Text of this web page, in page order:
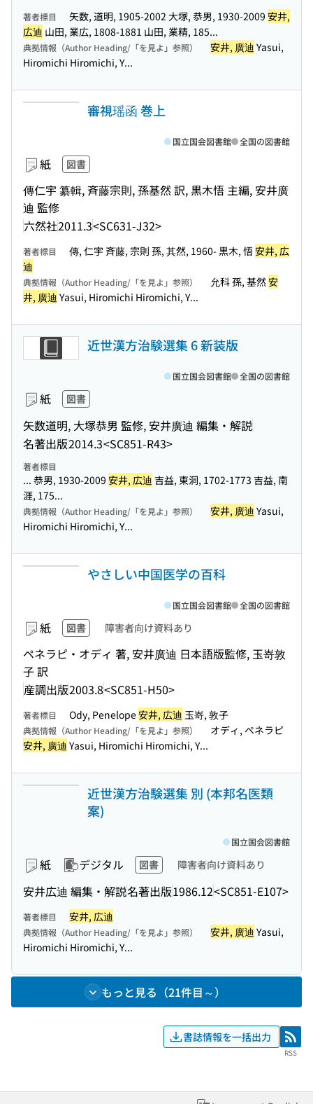
著者標目 矢数, 道明, 1905-2002 大塚, 恭男, 1930-2009 安井,
広迪 山田, 業広, 1808-1881 山田, 業精, 185...
典拠情報（Author Heading/「を見よ」参照） 安井, 廣迪 Yasui,
Hiromichi Hiromichi, Y...
審視瑶函 巻上
紙 図書
傳仁宇 纂輯, 斉藤宗則, 孫基然 訳, 黒木悟 主編, 安井廣
迪 監修
六然社2011.3<SC631-J32>
国立国会図書館 全国の図書館
著者標目 傳, 仁宇 斉藤, 宗則 孫, 其然, 1960- 黒木, 悟安井, 広
迪
典拠情報（Author Heading/「を見よ」参照） 允科 孫, 基然安
井, 廣迪 Yasui, Hiromichi Hiromichi, Y...
近世漢方治験選集 6 新装版
紙 図書
矢数道明, 大塚恭男 監修, 安井廣迪 編集・解説
名著出版2014.3<SC851-R43>
国立国会図書館 全国の図書館
著者標目
... 恭男, 1930-2009 安井, 広迪 吉益, 東洞, 1702-1773 吉益, 南
涯, 175...
典拠情報（Author Heading/「を見よ」参照） 安井, 廣迪 Yasui,
Hiromichi Hiromichi, Y...
やさしい中国医学の百科
紙 図書 障害者向け資料あり
ペネラピ・オディ 著, 安井廣迪 日本語版監修, 玉嵜敦
子 訳
産調出版2003.8<SC851-H50>
国立国会図書館 全国の図書館
著者標目 Ody, Penelope安井, 広迪 玉嵜, 敦子
典拠情報（Author Heading/「を見よ」参照）
オディ, ペネラピ
安井, 廣迪 Yasui, Hiromichi Hiromichi, Y...
近世漢方治験選集 別 (本邦名医類
案)
紙 デジタル 図書 障害者向け資料あり
安井広迪 編集・解説名著出版1986.12<SC851-E107>
国立国会図書館
著者標目 安井, 広迪
典拠情報（Author Heading/「を見よ」参照） 安井, 廣迪 Yasui,
Hiromichi Hiromichi, Y...
もっと見る（21件目～）
書誌情報を一括出力 RSS
RSS